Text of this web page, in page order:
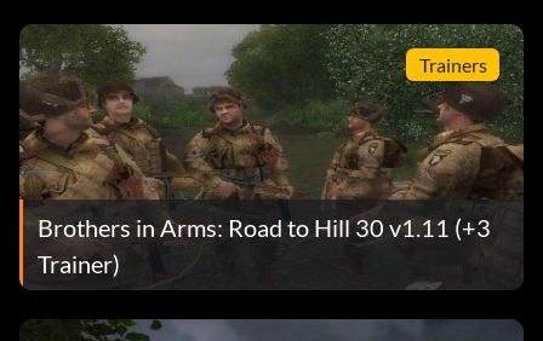
Trainers
Brothers in Arms: Road to Hill 30 v1.11 (+3
Trainer)